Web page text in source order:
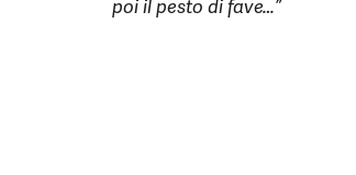
poi il pesto di fave…”